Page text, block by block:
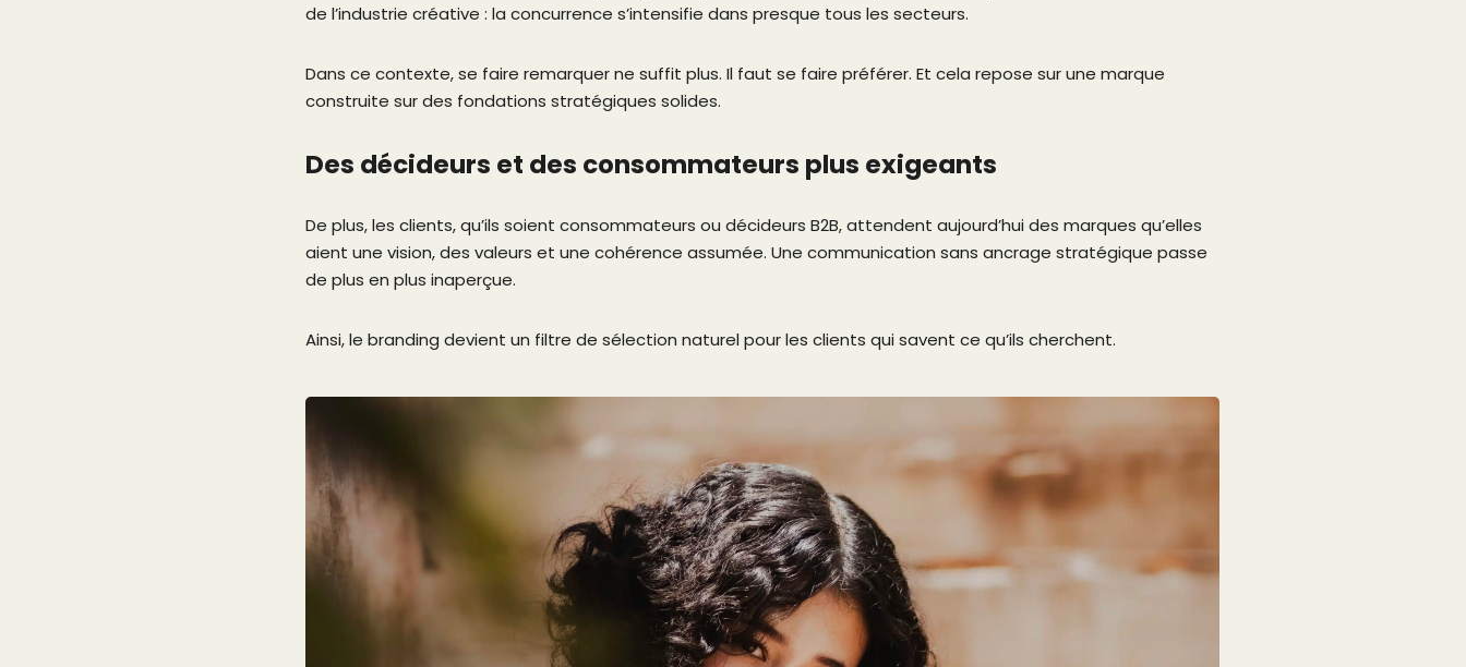
de l’industrie créative : la concurrence s’intensifie dans presque tous les secteurs.
Dans ce contexte, se faire remarquer ne suffit plus. Il faut se faire préférer. Et cela repose sur une marque
construite sur des fondations stratégiques solides.
Des décideurs et des consommateurs plus exigeants
De plus, les clients, qu’ils soient consommateurs ou décideurs B2B, attendent aujourd’hui des marques qu’elles
aient une vision, des valeurs et une cohérence assumée. Une communication sans ancrage stratégique passe
de plus en plus inaperçue.
Ainsi, le branding devient un filtre de sélection naturel pour les clients qui savent ce qu’ils cherchent.